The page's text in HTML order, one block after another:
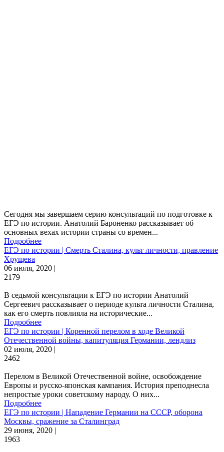
Сегодня мы завершаем серию консультаций по подготовке к
ЕГЭ по истории. Анатолий Бароненко рассказывает об
основных вехах истории страны со времен...
Подробнее
ЕГЭ по истории | Смерть Сталина, культ личности, правление
Хрущева
06 июля, 2020 |
2179
В седьмой консультации к ЕГЭ по истории Анатолий
Сергеевич рассказывает о периоде культа личности Сталина,
как его смерть повлияла на исторические...
Подробнее
ЕГЭ по истории | Коренной перелом в ходе Великой
Отечественной войны, капитуляция Германии, лендлиз
02 июля, 2020 |
2462
Перелом в Великой Отечественной войне, освобождение
Европы и русско-японская кампания. История преподнесла
непростые уроки советскому народу. О них...
Подробнее
ЕГЭ по истории | Нападение Германии на СССР, оборона
Москвы, сражение за Сталинград
29 июня, 2020 |
1963